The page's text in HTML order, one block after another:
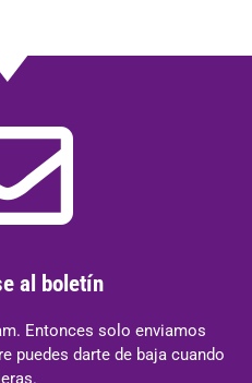
al boletín
Entonces solo enviamos
puedes darte de baja cuando